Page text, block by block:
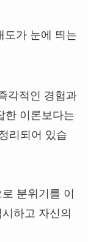
도가 눈에 띄는
각적인 경험과
한 이론보다는
리되어 있습
분위기를 이
하고 자신의